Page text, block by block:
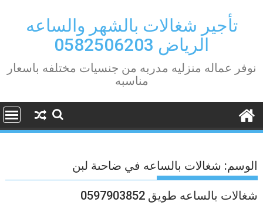
contentتأجير شغالات بالشهر والساعه
الرياض 0582506203
نوفر عماله منزليه مدربه من جنسيات مختلفه باسعار
مناسبه
الوسم: شغالات بالساعه في ضاحىة لبن
شغالات بالساعه طويق 0597903852